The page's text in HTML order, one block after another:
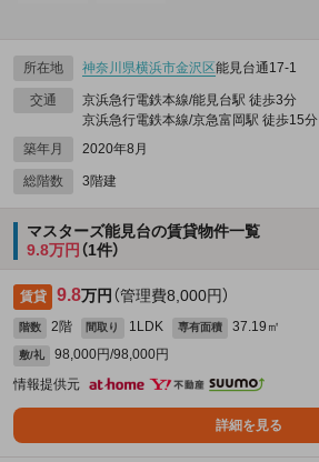
所在地 神奈川県横浜市金沢区能見台通17-1
交通
京浜急行電鉄本線/能見台駅 徒歩3分
京浜急行電鉄本線/京急富岡駅 徒歩15分
築年月
2020年8月
総階数 3階建
マスターズ能見台の賃貸物件一覧
9.8万円 （1件）
賃貸 9.8万円 （管理費8,000円）
階数 2階 間取り 1LDK 専有面積 37.19㎡
敷/礼
98,000円/98,000円
情報提供元
詳細を見る